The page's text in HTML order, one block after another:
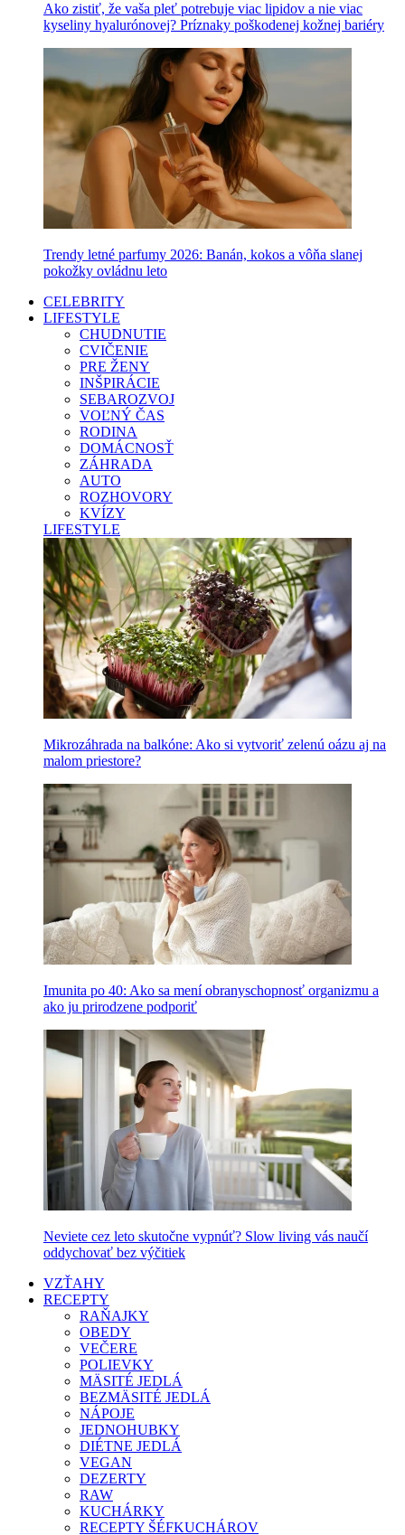
Ako zistiť, že vaša pleť potrebuje viac lipidov a nie viac
kyseliny hyalurónovej? Príznaky poškodenej kožnej bariéry
Trendy letné parfumy 2026: Banán, kokos a vôňa slanej
pokožky ovládnu leto
CELEBRITY
LIFESTYLE
CHUDNUTIE
CVIČENIE
PRE ŽENY
INŠPIRÁCIE
SEBAROZVOJ
VOĽNÝ ČAS
RODINA
DOMÁCNOSŤ
ZÁHRADA
AUTO
ROZHOVORY
KVÍZY
LIFESTYLE
Mikrozáhrada na balkóne: Ako si vytvoriť zelenú oázu aj na
malom priestore?
Imunita po 40: Ako sa mení obranyschopnosť organizmu a
ako ju prirodzene podporiť
Neviete cez leto skutočne vypnúť? Slow living vás naučí
oddychovať bez výčitiek
VZŤAHY
RECEPTY
RAŇAJKY
OBEDY
VEČERE
POLIEVKY
MÄSITÉ JEDLÁ
BEZMÄSITÉ JEDLÁ
NÁPOJE
JEDNOHUBKY
DIÉTNE JEDLÁ
VEGAN
DEZERTY
RAW
KUCHÁRKY
RECEPTY ŠÉFKUCHÁROV